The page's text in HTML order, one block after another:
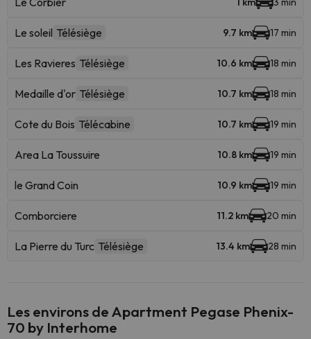
Le soleil Télésiège 9.7 km 17 min
Les Ravieres Télésiège 10.6 km 18 min
Medaille d'or Télésiège 10.7 km 18 min
Cote du Bois Télécabine 10.7 km 19 min
Area La Toussuire 10.8 km 19 min
le Grand Coin 10.9 km 19 min
Comborciere 11.2 km 20 min
La Pierre du Turc Télésiège 13.4 km 28 min
Les environs de Apartment Pegase Phenix-
70 by Interhome